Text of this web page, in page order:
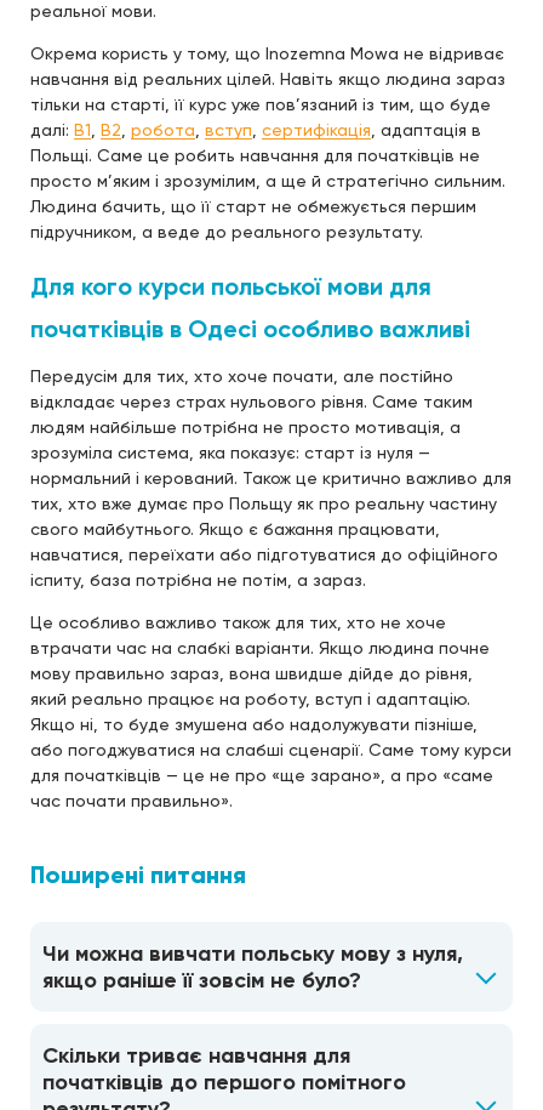
реальної мови.
Окрема користь у тому, що Inozemna Mowa не відриває
навчання від реальних цілей. Навіть якщо людина зараз
тільки на старті, її курс уже пов’язаний із тим, що буде
далі: B1 B2 робота вступ сертифікація , адаптація в
Польщі. Саме це робить навчання для початківців не
просто м’яким і зрозумілим, а ще й стратегічно сильним.
Людина бачить, що її старт не обмежується першим
підручником, а веде до реального результату.
Для кого курси польської мови для
початківців в Одесі особливо важливі
Передусім для тих, хто хоче почати, але постійно
відкладає через страх нульового рівня. Саме таким
людям найбільше потрібна не просто мотивація, а
зрозуміла система, яка показує: старт із нуля —
нормальний і керований. Також це критично важливо для
тих, хто вже думає про Польщу як про реальну частину
свого майбутнього. Якщо є бажання працювати,
навчатися, переїхати або підготуватися до офіційного
іспиту, база потрібна не потім, а зараз.
Це особливо важливо також для тих, хто не хоче
втрачати час на слабкі варіанти. Якщо людина почне
мову правильно зараз, вона швидше дійде до рівня,
який реально працює на роботу, вступ і адаптацію.
Якщо ні, то буде змушена або надолужувати пізніше,
або погоджуватися на слабші сценарії. Саме тому курси
для початківців — це не про «ще зарано», а про «саме
час почати правильно».
Поширені питання
Чи можна вивчати польську мову з нуля,
якщо раніше її зовсім не було?
Скільки триває навчання для
початківців до першого помітного